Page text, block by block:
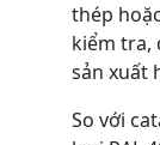
thép
kiểm tra,
sản xuất
So với